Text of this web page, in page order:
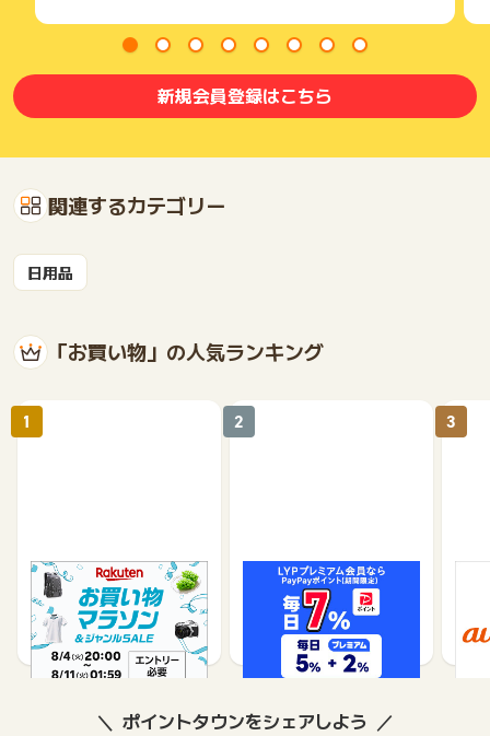
新規会員登録はこちら
関連するカテゴリー
日用品
「お買い物」の人気ランキング
楽天市場
1%
1
Yahoo!ショッピング
1%
2 3
ポイントタウンをシェアしよう